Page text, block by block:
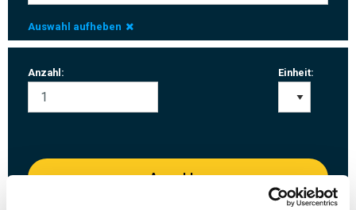
Auswahl aufheben
Anzahl: Einheit:
Anmelden